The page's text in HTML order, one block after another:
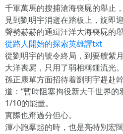
千軍萬馬的搜捕滄海喪屍的舉止，
見到劉明宇消逝在踏板上，旋即迎
聲勢赫赫的通緝汪洋大海喪屍的
從路人開始的探索英雄譚txt
從劉明宇的號令終局，到要艘紫
大洋喪屍，只用了弱相稱鍾流光。
孫正康單方面招待着劉明宇趕赴
道：“暫時阻塞拘役新大千世界
1/10的能量。
實際也甭過分但心。
渾小跑羣起的時，也是亮特別宏闊